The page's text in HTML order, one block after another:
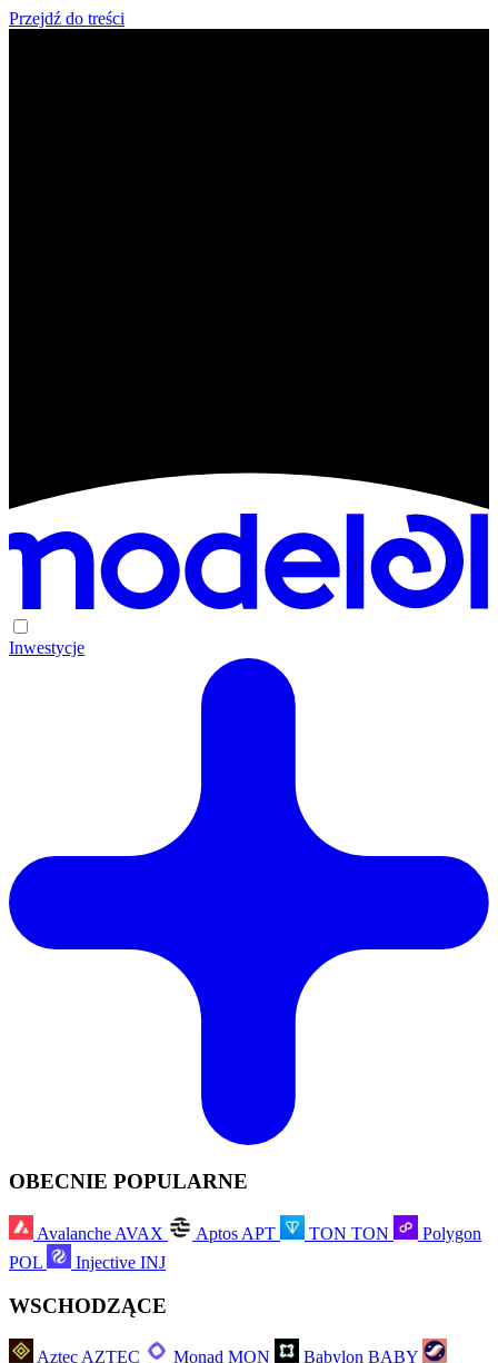
Przejdź do treści
Inwestycje
OBECNIE POPULARNE
Avalanche AVAX Aptos APT TON TON
Polygon
POL
Injective INJ
WSCHODZĄCE
AztecAZTEC Monad MON Babylon BABY